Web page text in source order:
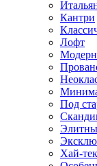
Кантри
Лофт
Модерн
Под
Хай-тек